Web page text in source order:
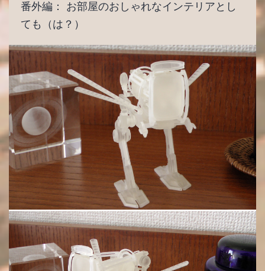
番外編： お部屋のおしゃれなインテリアとし
ても（は？）